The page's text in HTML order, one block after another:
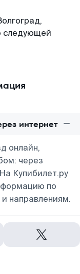
следующей
интернет
онлайн,
через
Купибилет.ру
по
направлениям.